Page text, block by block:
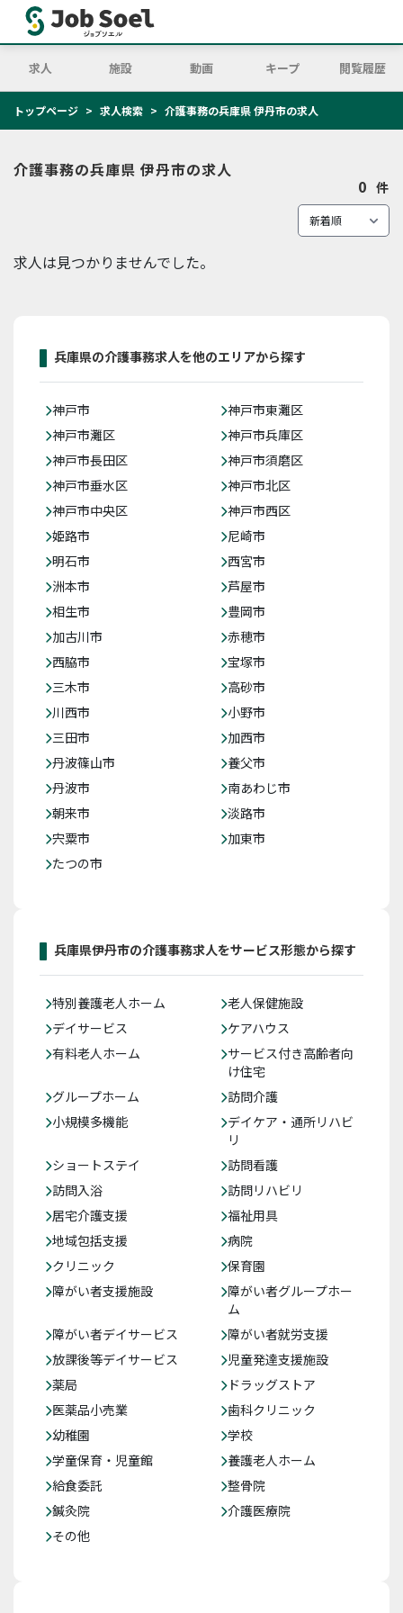
求人 施設 動画 キープ 閲覧履歴
トップページ 求人検索 介護事務の兵庫県 伊丹市の求人
介護事務の兵庫県 伊丹市の求人
0 件
求人は見つかりませんでした。
兵庫県の介護事務求人を他のエリアから探す
神戸市
神戸市東灘区
神戸市灘区
神戸市兵庫区
神戸市長田区
神戸市須磨区
神戸市垂水区
神戸市北区
神戸市中央区
神戸市西区
姫路市
尼崎市
明石市
西宮市
洲本市
芦屋市
相生市
豊岡市
加古川市
赤穂市
西脇市
宝塚市
三木市
高砂市
川西市
小野市
三田市
加西市
丹波篠山市
養父市
丹波市
南あわじ市
朝来市
淡路市
宍粟市
加東市
たつの市
兵庫県伊丹市の介護事務求人をサービス形態から探す
特別養護老人ホーム
老人保健施設
デイサービス
ケアハウス
有料老人ホーム
サービス付き高齢者向
け住宅
グループホーム
訪問介護
小規模多機能
デイケア・通所リハビ
リ
ショートステイ
訪問看護
訪問入浴
訪問リハビリ
居宅介護支援
福祉用具
地域包括支援
病院
クリニック
保育園
障がい者支援施設
障がい者グループホー
ム
障がい者デイサービス
障がい者就労支援
放課後等デイサービス
児童発達支援施設
薬局
ドラッグストア
医薬品小売業
歯科クリニック
幼稚園
学校
学童保育・児童館
養護老人ホーム
給食委託
整骨院
鍼灸院
介護医療院
その他